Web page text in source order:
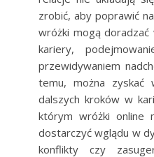
zrobić, aby poprawić
wróżki mogą doradzać
kariery,
przewidywaniem
temu, można zyskać
dalszych kroków w
którym wróżki online
dostarczyć wglądu w
konflikty czy